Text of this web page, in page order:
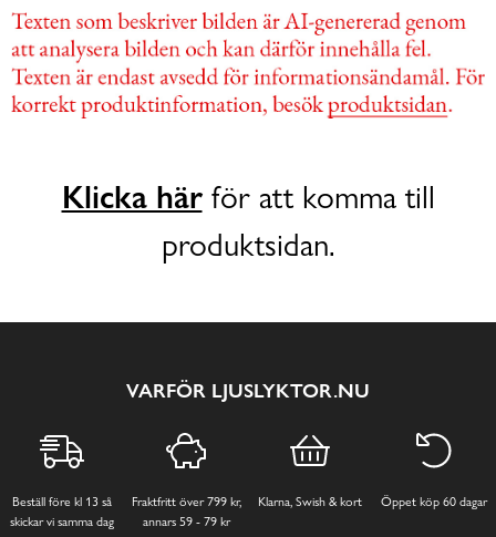
Klicka härför att komma till
produktsidan.
VARFÖR LJUSLYKTOR.NU
Beställ före kl 13 så
skickar vi samma dag
Fraktfritt över 799 kr,
annars 59 - 79 kr
Klarna, Swish & kort Öppet köp 60 dagar